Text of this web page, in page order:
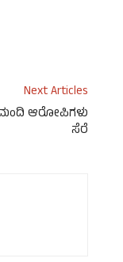
Next Articles
ಮಂದಿ ಆರೋಪಿಗಳು
ಸೆರೆ